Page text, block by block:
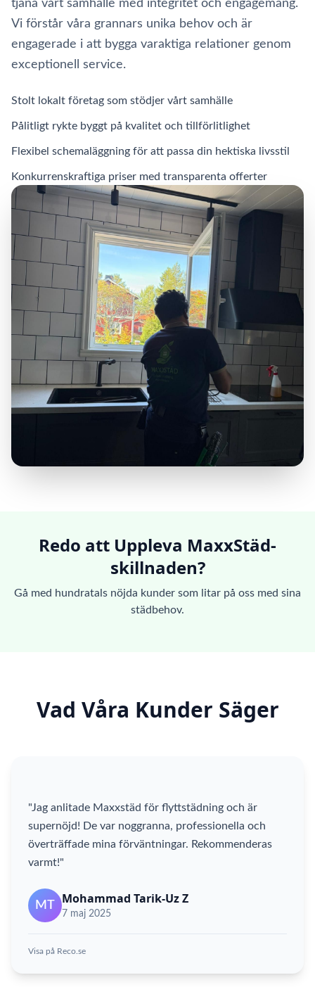
tjäna vårt samhälle med integritet och engagemang.
Vi förstår våra grannars unika behov och är
engagerade i att bygga varaktiga relationer genom
exceptionell service.
Stolt lokalt företag som stödjer vårt samhälle
Pålitligt rykte byggt på kvalitet och tillförlitlighet
Flexibel schemaläggning för att passa din hektiska livsstil
Konkurrenskraftiga priser med transparenta offerter
Redo att Uppleva MaxxStäd-
skillnaden?
Gå med hundratals nöjda kunder som litar på oss med sina
städbehov.
Vad Våra Kunder Säger
"Jag anlitade Maxxstäd för flyttstädning och är
supernöjd! De var noggranna, professionella och
överträffade mina förväntningar. Rekommenderas
varmt!"
MT Mohammad Tarik-Uz Z
7 maj 2025
Visa på Reco.se